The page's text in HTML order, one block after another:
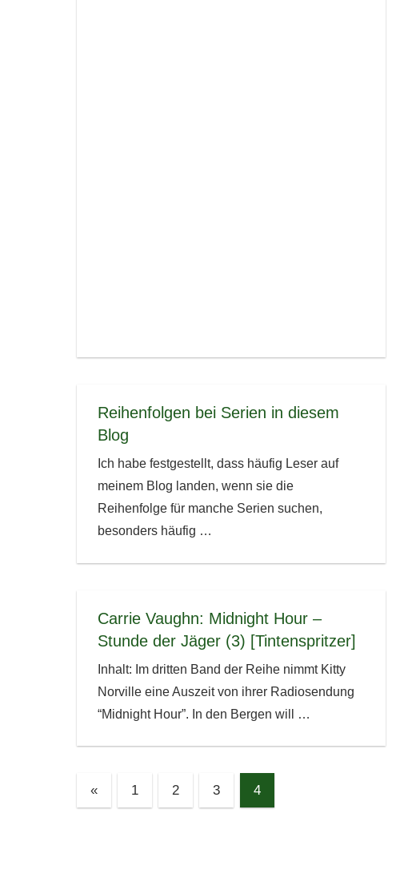
Reihenfolgen bei Serien in diesem
Blog
Ich habe festgestellt, dass häufig Leser auf
meinem Blog landen, wenn sie die
Reihenfolge für manche Serien suchen,
besonders häufig …
Carrie Vaughn: Midnight Hour –
Stunde der Jäger (3) [Tintenspritzer]
Inhalt: Im dritten Band der Reihe nimmt Kitty
Norville eine Auszeit von ihrer Radiosendung
“Midnight Hour”. In den Bergen will
…
Seitennummerierung
«Vorherige
Beiträge
1 2 3 4